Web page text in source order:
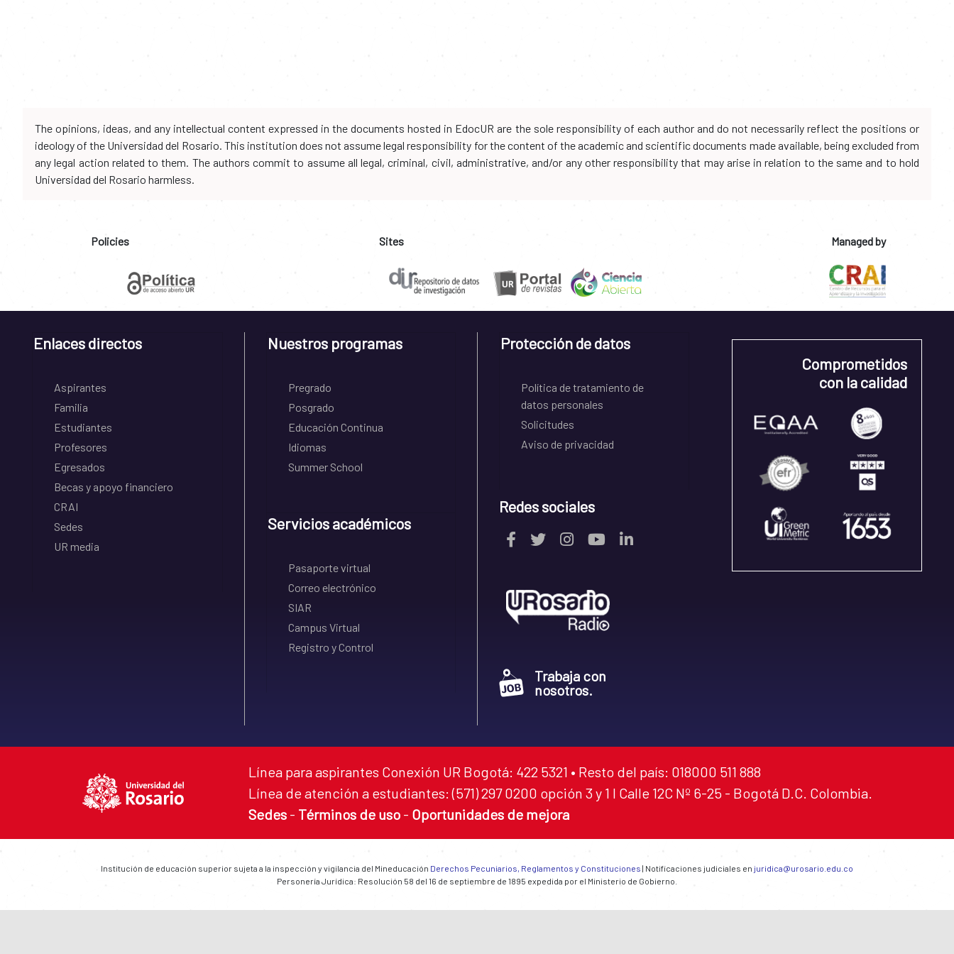
The opinions, ideas, and any intellectual content expressed in the documents hosted in EdocUR are the sole responsibility of each author and do not necessarily reflect the positions or
ideology of the Universidad del Rosario. This institution does not assume legal responsibility for the content of the academic and scientific documents made available, being excluded from
any legal action related to them. The authors commit to assume all legal, criminal, civil, administrative, and/or any other responsibility that may arise in relation to the same and to hold
Universidad del Rosario harmless.
Policies Sites Managed by
Enlaces directos
Aspirantes
Familia
Estudiantes
Profesores
Egresados
Becas y apoyo financiero
CRAI
Sedes
UR media
Nuestros programas
Pregrado
Posgrado
Educación Continua
Idiomas
Summer School
Servicios académicos
Pasaporte virtual
Correo electrónico
SIAR
Campus Virtual
Registro y Control
Protección de datos
Política de tratamiento de
datos personales
Solicitudes
Aviso de privacidad
Redes sociales
Trabaja con
nosotros.
Comprometidos
con la calidad
Línea para aspirantes Conexión UR Bogotá: 422 5321 • Resto del país: 018000 511 888
Línea de atención a estudiantes: (571) 297 0200 opción 3 y 1 I Calle 12C Nº 6-25 - Bogotá D.C. Colombia.
Sedes - Términos de uso - Oportunidades de mejora
Institución de educación superior sujeta a la inspección y vigilancia del Mineducación Derechos Pecuniarios, Reglamentos y Constituciones | Notificaciones judiciales en juridica@urosario.edu.co
Personería Jurídica: Resolución 58 del 16 de septiembre de 1895 expedida por el Ministerio de Gobierno.